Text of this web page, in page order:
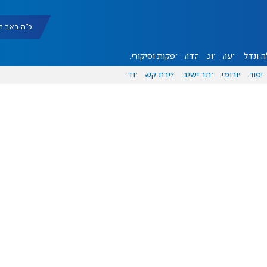
כ"ה באב תשפ"ו
ונדל"ן דעות אוכל יהדות הפקות וסיקורים
ספורט פורומים אתר ישיבה יצירת קשר עוד